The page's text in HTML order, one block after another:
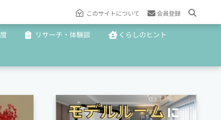
このサイトについて 会員登録
リサーチ・体験談 くらしのヒント